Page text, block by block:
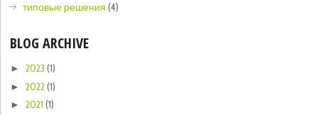
типовые решения (4)
BLOG ARCHIVE
►2023(1)
►2022(1)
►2021(1)